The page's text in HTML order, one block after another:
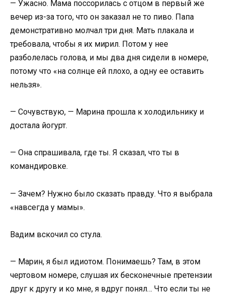
— Ужасно. Мама поссорилась с отцом в первый же
вечер из-за того, что он заказал не то пиво. Папа
демонстративно молчал три дня. Мать плакала и
требовала, чтобы я их мирил. Потом у нее
разболелась голова, и мы два дня сидели в номере,
потому что «на солнце ей плохо, а одну ее оставить
нельзя».
— Сочувствую, — Марина прошла к холодильнику и
достала йогурт.
— Она спрашивала, где ты. Я сказал, что ты в
командировке.
— Зачем? Нужно было сказать правду. Что я выбрала
«навсегда у мамы».
Вадим вскочил со стула.
— Марин, я был идиотом. Понимаешь? Там, в этом
чертовом номере, слушая их бесконечные претензии
друг к другу и ко мне, я вдруг понял… Что если ты не